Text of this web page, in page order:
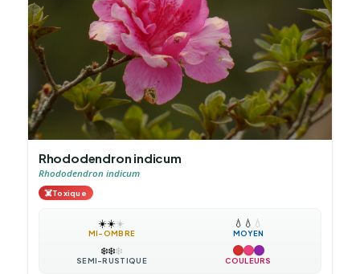
Rhododendron indicum
Rhododendron indicum
☠️Toxique
☀️☀️☀️
MI-OMBRE
💧 💧 💧
MOYEN
❄️❄️❄️
SEMI-RUSTIQUE COULEURS